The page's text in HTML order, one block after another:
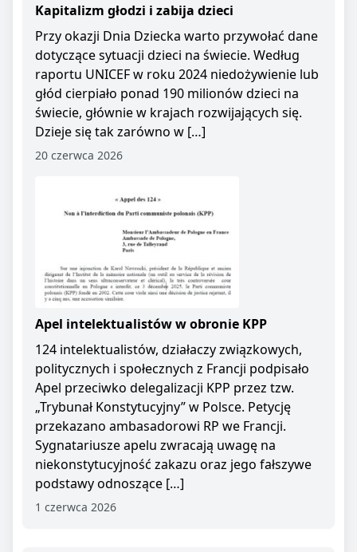
Kapitalizm głodzi i zabija dzieci
Przy okazji Dnia Dziecka warto przywołać dane
dotyczące sytuacji dzieci na świecie. Według
raportu UNICEF w roku 2024 niedożywienie lub
głód cierpiało ponad 190 milionów dzieci na
świecie, głównie w krajach rozwijających się.
Dzieje się tak zarówno w […]
20 czerwca 2026
Apel intelektualistów w obronie KPP
124 intelektualistów, działaczy związkowych,
politycznych i społecznych z Francji podpisało
Apel przeciwko delegalizacji KPP przez tzw.
„Trybunał Konstytucyjny” w Polsce. Petycję
przekazano ambasadorowi RP we Francji.
Sygnatariusze apelu zwracają uwagę na
niekonstytucyjność zakazu oraz jego fałszywe
podstawy odnoszące […]
1 czerwca 2026